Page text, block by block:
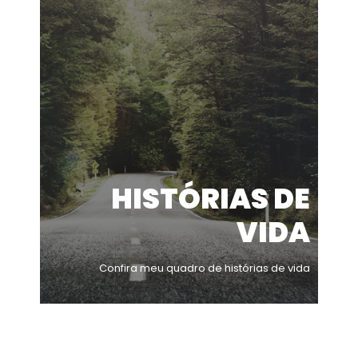
HISTÓRIAS DE
VIDA
Confira meu quadro de histórias de vida